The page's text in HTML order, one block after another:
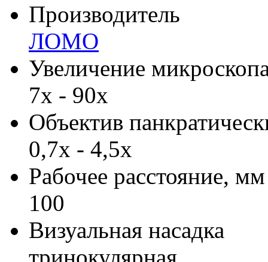
Производитель
ЛОМО
Увеличение
7х - 90х
Объектив
0,7х - 4,5х
Рабочее расстояние, мм
100
Визуальная насадка